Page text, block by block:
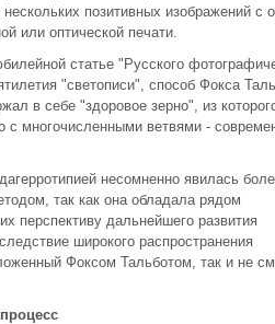
позитивных изображений с
или оптической печати.
статье "Русского
"светописи", способ Фокса
в себе "здоровое зерно", из
с многочисленными ветвями -
несомненно явилась
так как она обладала рядом
перспективу дальнейшего развития
широкого распространения
Фоксом Тальботом, так и не